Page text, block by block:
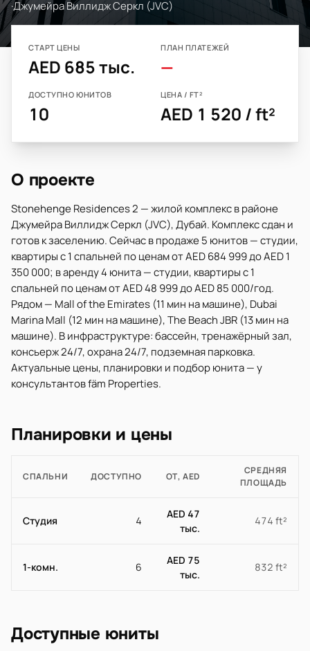
·Джумейра Виллидж Серкл (JVC)
СТАРТ ЦЕНЫ
AED 685 тыс.
ПЛАН ПЛАТЕЖЕЙ
—
ДОСТУПНО ЮНИТОВ
10
ЦЕНА / FT²
AED 1 520 / ft²
О проекте
Stonehenge Residences 2 — жилой комплекс в районе
Джумейра Виллидж Серкл (JVC), Дубай. Комплекс сдан и
готов к заселению. Сейчас в продаже 5 юнитов — студии,
квартиры с 1 спальней по ценам от AED 684 999 до AED 1
350 000; в аренду 4 юнита — студии, квартиры с 1
спальней по ценам от AED 48 999 до AED 85 000/год.
Рядом — Mall of the Emirates (11 мин на машине), Dubai
Marina Mall (12 мин на машине), The Beach JBR (13 мин на
машине). В инфраструктуре: бассейн, тренажёрный зал,
консьерж 24/7, охрана 24/7, подземная парковка.
Актуальные цены, планировки и подбор юнита — у
консультантов fäm Properties.
Планировки и цены
СПАЛЬНИ ДОСТУПНО ОТ, AED
СРЕДНЯЯ
ПЛОЩАДЬ
Студия 4
AED 47
тыс.
474 ft²
1-комн. 6
AED 75
тыс.
832 ft²
Доступные юниты